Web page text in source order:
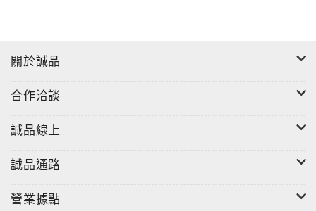
關於誠品
合作洽談
誠品線上
誠品通路
營業據點